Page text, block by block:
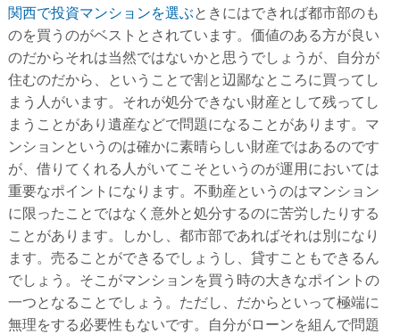
関西で投資マンションを選ぶときにはできれば都市部のも
のを買うのがベストとされています。価値のある方が良い
のだからそれは当然ではないかと思うでしょうが、自分が
住むのだから、ということで割と辺鄙なところに買ってし
まう人がいます。それが処分できない財産として残ってし
まうことがあり遺産などで問題になることがあります。マ
ンションというのは確かに素晴らしい財産ではあるのです
が、借りてくれる人がいてこそというのが運用においては
重要なポイントになります。不動産というのはマンション
に限ったことではなく意外と処分するのに苦労したりする
ことがあります。しかし、都市部であればそれは別になり
ます。売ることができるでしょうし、貸すこともできるん
でしょう。そこがマンションを買う時の大きなポイントの
一つとなることでしょう。ただし、だからといって極端に
無理をする必要性もないです。自分がローンを組んで問題